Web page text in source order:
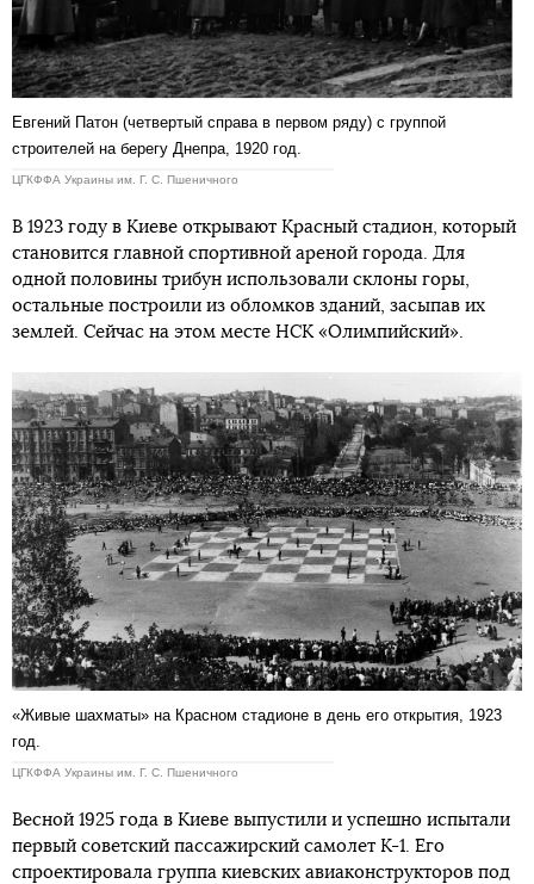
Евгений Патон (четвертый справа в первом ряду) с группой
строителей на берегу Днепра, 1920 год.
ЦГКФФА Украины им. Г. С. Пшеничного
В 1923 году в Киеве открывают Красный стадион, который
становится главной спортивной ареной города. Для
одной половины трибун использовали склоны горы,
остальные построили из обломков зданий, засыпав их
землей. Сейчас на этом месте НСК «Олимпийский».
«Живые шахматы» на Красном стадионе в день его открытия, 1923
год.
ЦГКФФА Украины им. Г. С. Пшеничного
Весной 1925 года в Киеве выпустили и успешно испытали
первый советский пассажирский самолет К-1. Его
спроектировала группа киевских авиаконструкторов под